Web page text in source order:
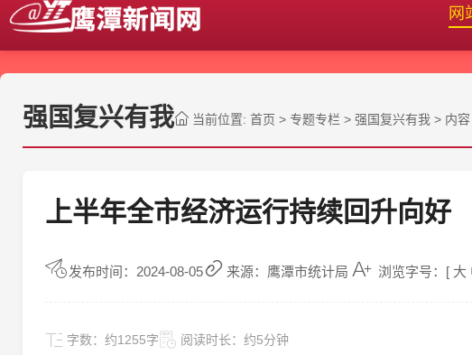
网
强国复兴有我 当前位置: 首页 > 专题专栏 > 强国复兴有我 > 内容
上半年全市经济运行持续回升向好
发布时间：2024-08-05 来源：鹰潭市统计局 浏览字号：[ 大
字数： 约1255字 阅读时长： 约5分钟